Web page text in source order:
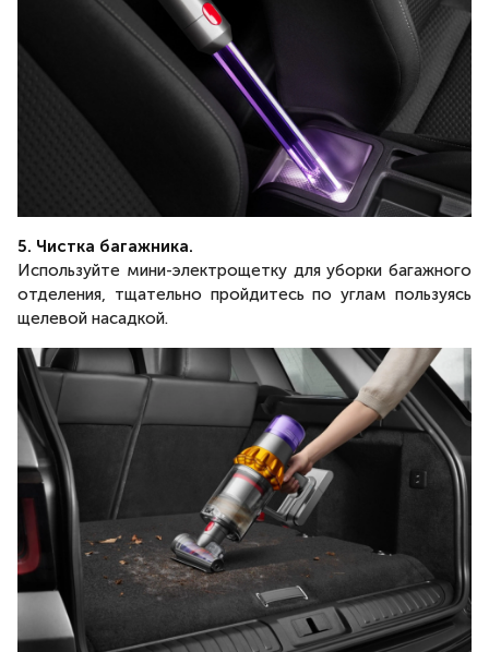
5. Чистка багажника.
Используйте мини-электрощетку для уборки багажного
отделения, тщательно пройдитесь по углам пользуясь
щелевой насадкой.